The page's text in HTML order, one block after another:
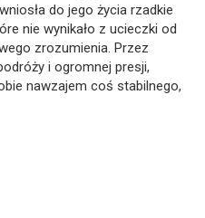
do jego życia rzadkie
nie wynikało z ucieczki od
zrozumienia. Przez
i ogromnej presji,
nawzajem coś stabilnego,